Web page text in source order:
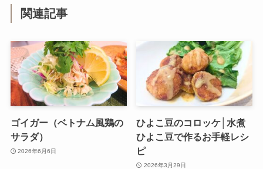
関連記事
ゴイガー（ベトナム風鶏の
サラダ）
2026年6月6日
ひよこ豆のコロッケ│水煮
ひよこ豆で作るお手軽レシ
ピ
2026年3月29日